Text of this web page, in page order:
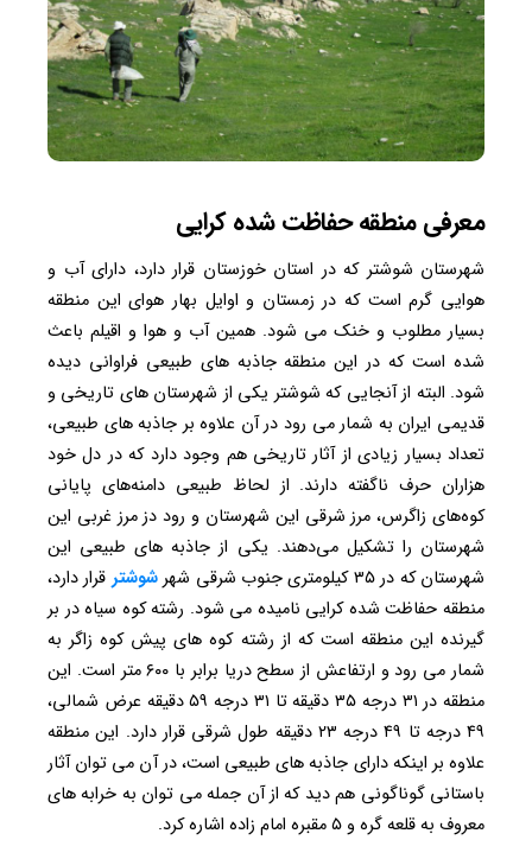
معرفی منطقه حفاظت شده کرایی
شهرستان شوشتر که در استان خوزستان قرار دارد، دارای آب و
هوایی گرم است که در زمستان و اوایل بهار هوای این منطقه
بسیار مطلوب و خنک می شود. همین آب و هوا و اقیلم باعث
شده است که در این منطقه جاذبه های طبیعی فراوانی دیده
شود. البته از آنجایی که شوشتر یکی از شهرستان های تاریخی و
قدیمی ایران به شمار می رود در آن علاوه بر جاذبه های طبیعی،
تعداد بسیار زیادی از آثار تاریخی هم وجود دارد که در دل خود
هزاران حرف ناگفته دارند. از لحاظ طبیعی دامنه‌های پایانی
کوه‌های زاگرس، مرز شرقی این شهرستان و رود دز مرز غربی این
شهرستان را تشکیل می‌دهند. یکی از جاذبه های طبیعی این
شهرستان که در ۳۵ کیلومتری جنوب شرقی شهر
شوشتر قرار دارد،
منطقه حفاظت شده کرایی نامیده می شود. رشته کوه سیاه در بر
گیرنده این منطقه است که از رشته کوه های پیش کوه زاگر به
شمار می رود و ارتفاعش از سطح دریا برابر با ۶۰۰ متر است. این
منطقه در ۳۱ درجه ۳۵ دقیقه تا ۳۱ درجه ۵۹ دقیقه عرض شمالی،
۴۹ درجه تا ۴۹ درجه ۲۳ دقیقه طول شرقی قرار دارد. این منطقه
علاوه بر اینکه دارای جاذبه های طبیعی است، در آن می توان آثار
باستانی گوناگونی هم دید که از آن جمله می توان به خرابه های
معروف به قلعه گره و ۵ مقبره امام زاده اشاره کرد.